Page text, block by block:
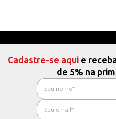
Cadastre-se aqui e
de 5% na